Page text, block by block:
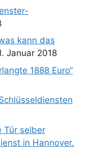
kann das
Januar 2018
1888 Euro“
Tür selber
in Hannover.